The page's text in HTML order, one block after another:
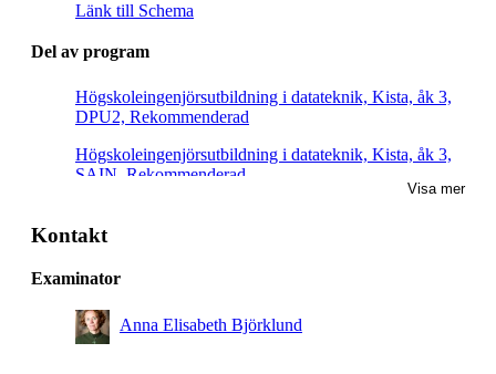
Länk till Schema
Del av program
Högskoleingenjörsutbildning i datateknik, Kista, åk 3,
DPU2, Rekommenderad
Högskoleingenjörsutbildning i datateknik, Kista, åk 3,
SAIN, Rekommenderad
datorteknik, åk 3, Rekommenderad
Civilingenjörsutbildning i informationsteknik, åk 3,
Obligatorisk
Högskoleingenjörsutbildning i datateknik, åk 2,
Rekommenderad
Visa mer
Kontakt
Examinator
Anna Elisabeth Björklund